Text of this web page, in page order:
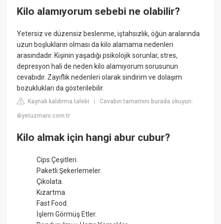
Kilo alamıyorum sebebi ne olabilir?
Yetersiz ve düzensiz beslenme, iştahsızlık, öğün aralarında
uzun boşlukların olması da kilo alamama nedenleri
arasındadır. Kişinin yaşadığı psikolojik sorunlar, stres,
depresyon hali de neden kilo alamıyorum sorusunun
cevabıdır. Zayıflık nedenleri olarak sindirim ve dolaşım
bozuklukları da gösterilebilir.
Kaynak kaldırma talebi |Cevabın tamamını burada okuyun:
diyetuzmani.com.tr
Kilo almak için hangi abur cubur?
Cips Çeşitleri.
Paketli Şekerlemeler.
Çikolata.
Kızartma.
Fast Food.
İşlem Görmüş Etler.